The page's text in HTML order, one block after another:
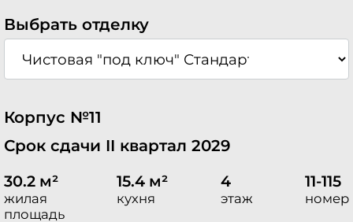
Выбрать отделку
Корпус №11
Срок сдачи II квартал 2029
30.2 м²
жилая
площадь
15.4 м²
кухня
4
этаж
11-115
номер